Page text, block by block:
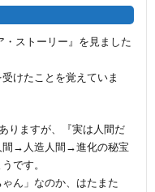
ストーリー』を見ました
けたことを覚えていま
りますが、『実は人間だ
間→人造人間→進化の秘宝
です。
ん」なのか、はたまた